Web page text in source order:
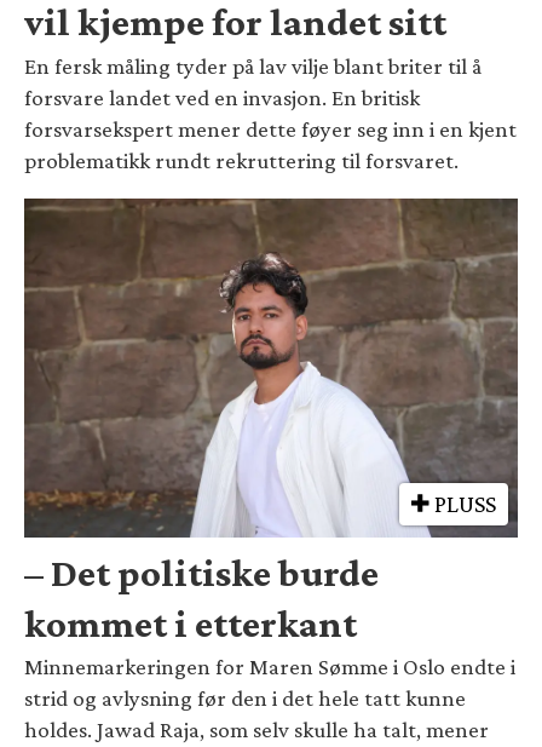
vil kjempe for landet sitt
En fersk måling tyder på lav vilje blant briter til å
forsvare landet ved en invasjon. En britisk
forsvarsekspert mener dette føyer seg inn i en kjent
problematikk rundt rekruttering til forsvaret.
PLUSS
– Det politiske burde
kommet i etterkant
Minnemarkeringen for Maren Sømme i Oslo endte i
strid og avlysning før den i det hele tatt kunne
holdes. Jawad Raja, som selv skulle ha talt, mener